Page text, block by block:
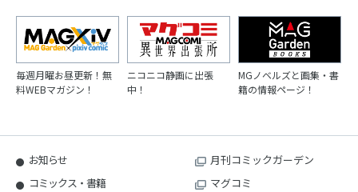
毎週月曜お昼更新！無
料WEBマガジン！
ニコニコ静画に出張
中！
MGノベルズと画集・書
籍の情報ページ！
お知らせ
コミックス・書籍
月刊コミックガーデン
マグコミ